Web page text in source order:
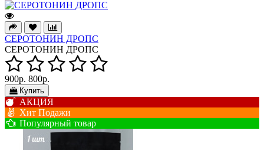
СЕРОТОНИН ДРОПС
СЕРОТОНИН ДРОПС
900р. 800р.
Купить
АКЦИЯ
Хит Подажи
Популярный товар